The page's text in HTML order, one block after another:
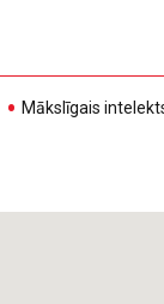
Mākslīgais